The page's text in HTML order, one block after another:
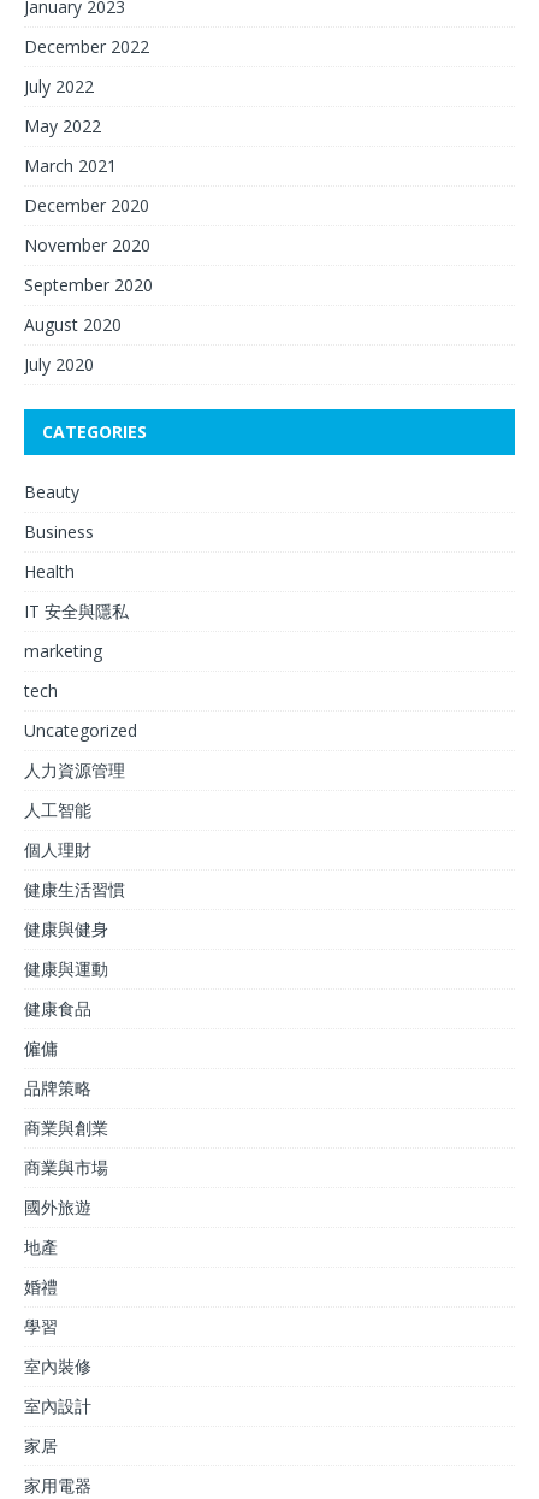
January 2023
December 2022
July 2022
May 2022
March 2021
December 2020
November 2020
September 2020
August 2020
July 2020
CATEGORIES
Beauty
Business
Health
IT 安全與隱私
marketing
tech
Uncategorized
人力資源管理
人工智能
個人理財
健康生活習慣
健康與健身
健康與運動
健康食品
僱傭
品牌策略
商業與創業
商業與市場
國外旅遊
地產
婚禮
學習
室內裝修
室內設計
家居
家用電器